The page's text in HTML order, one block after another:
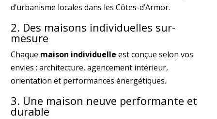
d’urbanisme locales dans les Côtes-d’Armor.
2. Des maisons individuelles sur-
mesure
Chaque maison individuelle est conçue selon vos
envies : architecture, agencement intérieur,
orientation et performances énergétiques.
3. Une maison neuve performante et
durable